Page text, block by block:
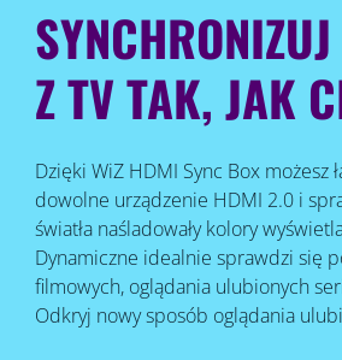
Z TV TAK, JAK
Dzięki WiZ HDMI Sync Box możesz
dowolne urządzenie HDMI 2.0 i
światła naśladowały kolory
Dynamiczne idealnie sprawdzi się
filmowych, oglądania ulubionych
Odkryj nowy sposób oglądania